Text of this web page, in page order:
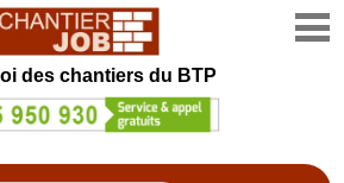
des chantiers du BTP